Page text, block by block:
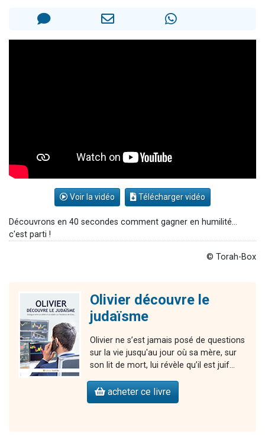
Voir la vidéo Télécharger vidéo
Découvrons en 40 secondes comment gagner en humilité...
c'est parti !
© Torah-Box
Olivier découvre le
judaïsme
Olivier ne s’est jamais posé de questions
sur la vie jusqu'au jour où sa mère, sur
son lit de mort, lui révèle qu’il est juif...
acheter ce livre